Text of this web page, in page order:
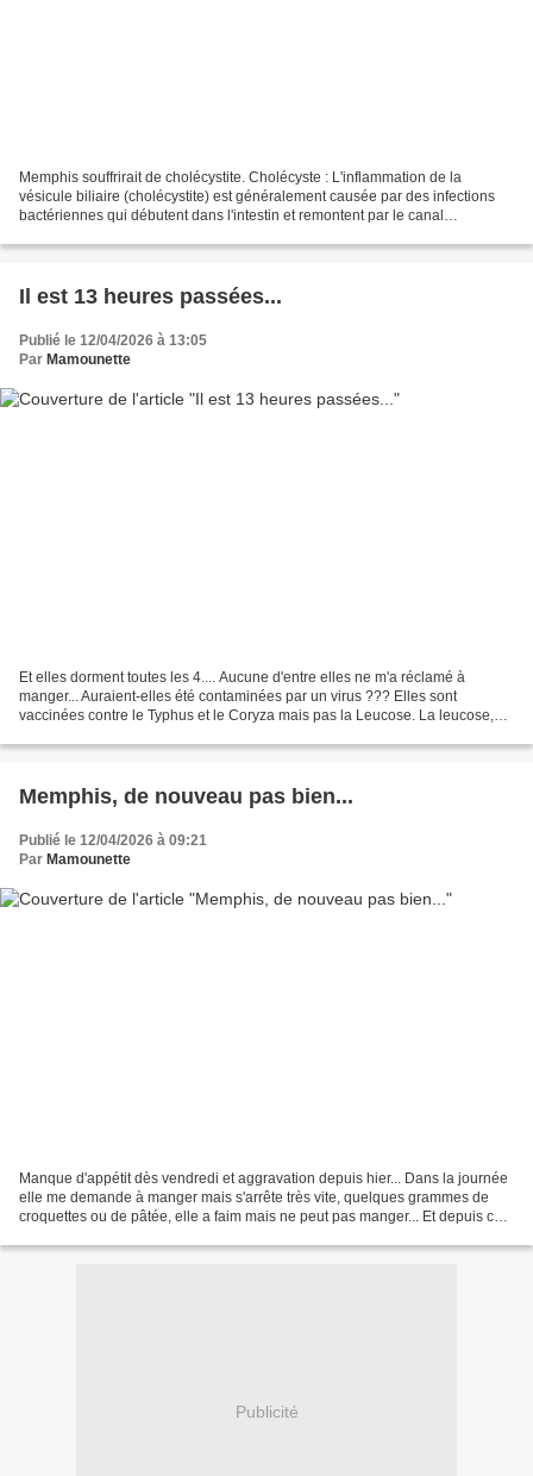
Memphis souffrirait de cholécystite. Cholécyste : L'inflammation de la
vésicule biliaire (cholécystite) est généralement causée par des infections
bactériennes qui débutent dans l'intestin et remontent par le canal
Il est 13 heures passées...
Publié le 12/04/2026 à 13:05
Par Mamounette
Et elles dorment toutes les 4.... Aucune d'entre elles ne m'a réclamé à
manger... Auraient-elles été contaminées par un virus ??? Elles sont
vaccinées contre le Typhus et le Coryza mais pas la Leucose. La leucose,
Memphis, de nouveau pas bien...
Publié le 12/04/2026 à 09:21
Par Mamounette
Manque d'appétit dès vendredi et aggravation depuis hier... Dans la journée
elle me demande à manger mais s'arrête très vite, quelques grammes de
croquettes ou de pâtée, elle a faim mais ne peut pas manger... Et depuis ce
Publicité